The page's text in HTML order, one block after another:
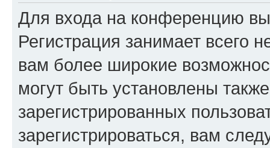
Для входа на конференцию
Регистрация занимает всего
вам более широкие
могут быть установлены
зарегистрированных
зарегистрироваться, вам